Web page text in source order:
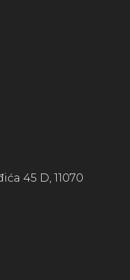
45 D, 11070